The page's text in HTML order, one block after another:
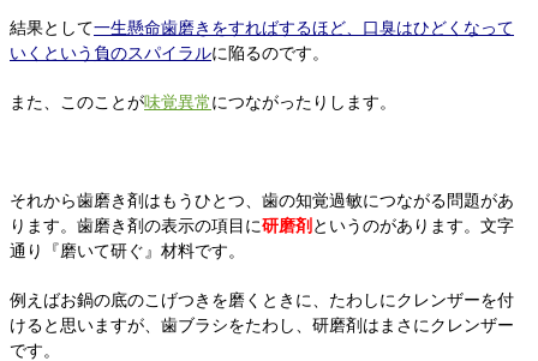
結果として一生懸命歯磨きをすればするほど、口臭はひどくなって
いくという負のスパイラルに陥るのです。
また、このことが味覚異常 につながったりします。
それから歯磨き剤はもうひとつ、歯の知覚過敏につながる問題があ
ります。歯磨き剤の表示の項目に研磨剤 というのがあります。文字
通り『磨いて研ぐ』材料です。
例えばお鍋の底のこげつきを磨くときに、たわしにクレンザーを付
けると思いますが、歯ブラシをたわし、研磨剤はまさにクレンザー
です。